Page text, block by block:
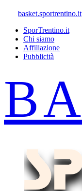
basket.sportrentino.it
SporTrentino.it
Chi siamo
Affiliazione
Pubblicità